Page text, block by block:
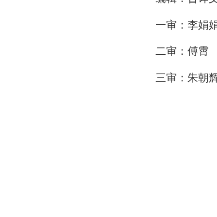
一审：李娟
二审：傅霄
三审：朱朝